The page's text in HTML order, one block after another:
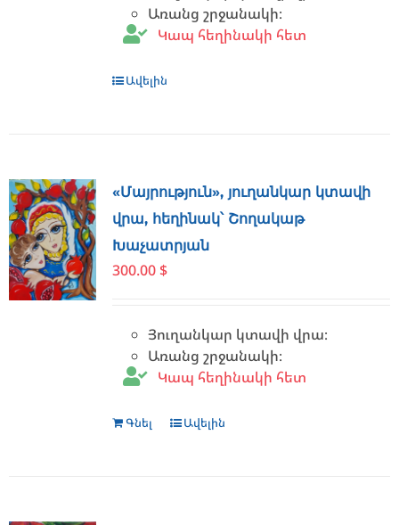
Առանց շրջանակի։
Կապ հեղինակի հետ
Ավելին
«Մայրություն», յուղանկար կտավի
վրա, հեղինակ՝ Շողակաթ
Խաչատրյան
300.00 $
Յուղանկար կտավի վրա։
Առանց շրջանակի։
Կապ հեղինակի հետ
Գնել Ավելին